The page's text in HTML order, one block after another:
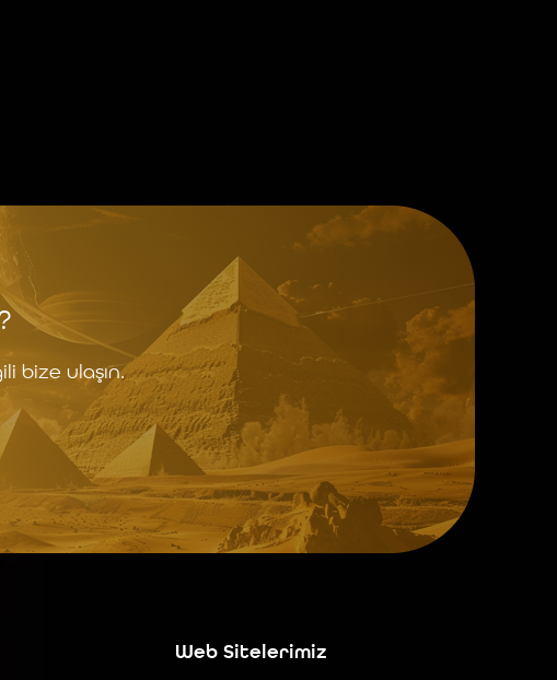
bize ulaşın.
Web Sitelerimiz